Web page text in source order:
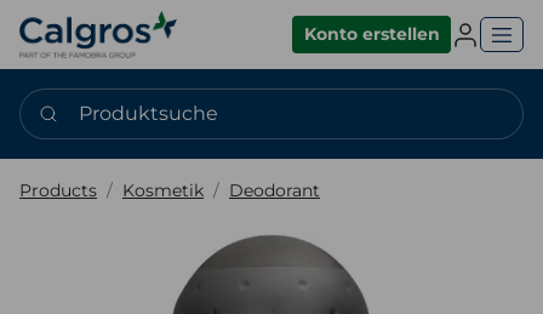
Konto erstellen
Produktsuche
Products Kosmetik Deodorant